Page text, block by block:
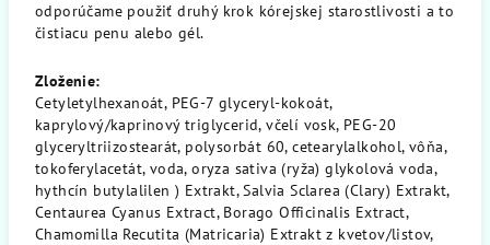
odporúčame použiť druhý krok kórejskej starostlivosti a to
čistiacu penu alebo gél.
Zloženie:
Cetyletylhexanoát, PEG-7 glyceryl-kokoát,
kaprylový/kaprinový triglycerid, včelí vosk, PEG-20
glyceryltriizostearát, polysorbát 60, cetearylalkohol, vôňa,
tokoferylacetát, voda, oryza sativa (ryža) glykolová voda,
hythcín butylalilen ) Extrakt, Salvia Sclarea (Clary) Extrakt,
Centaurea Cyanus Extract, Borago Officinalis Extract,
Chamomilla Recutita (Matricaria) Extrakt z kvetov/listov,